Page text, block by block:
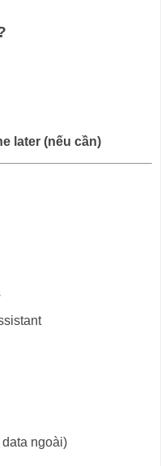
later (nếu cần)
ngoài)